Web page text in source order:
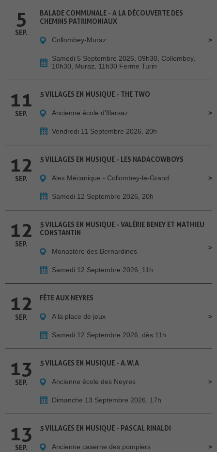
5
SEP.
BALADE COMMUNALE - A LA DÉCOUVERTE DES
CHEMINS PATRIMONIAUX
Collombey-Muraz
Samedi 5 Septembre 2026, 09h30, Collombey,
10h30, Muraz, 11h30 Ferme Turin
11
SEP.
5 VILLAGES EN MUSIQUE - THE TWO
Ancienne école d'Illarsaz
Vendredi 11 Septembre 2026, 20h
12
SEP.
5 VILLAGES EN MUSIQUE - LES NADACOWBOYS
Alex Mécanique - Collombey-le-Grand
Samedi 12 Septembre 2026, 20h
12
SEP.
5 VILLAGES EN MUSIQUE - VALÉRIE BENEY ET MATHIEU
CONSTANTIN
Monastère des Bernardines
Samedi 12 Septembre 2026, 11h
12
SEP.
FÊTE AUX NEYRES
A la place de jeux
Samedi 12 Septembre 2026, dès 11h
13
SEP.
5 VILLAGES EN MUSIQUE - A.W.A
Ancienne école des Neyres
Dimanche 13 Septembre 2026, 17h
13
SEP.
5 VILLAGES EN MUSIQUE - PASCAL RINALDI
Ancienne caserne des pompiers